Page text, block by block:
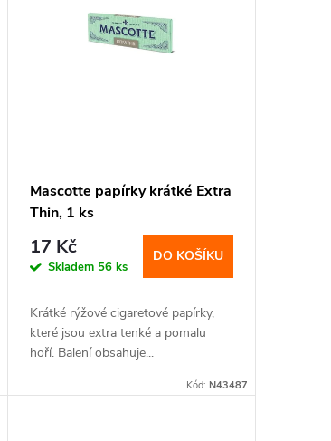
Mascotte papírky krátké Extra
Thin, 1 ks
17 Kč
Skladem 56 ks
DO KOŠÍKU
Krátké rýžové cigaretové papírky,
které jsou extra tenké a pomalu
hoří. Balení obsahuje...
Kód: N43487